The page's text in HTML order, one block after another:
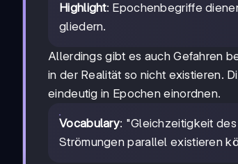
Highlight: Epochenbegriffe
gliedern.
Allerdings gibt es auch Gefahren
in der Realität so nicht existieren.
eindeutig in Epochen einordnen.
Vocabulary: "Gleichzeitigkeit
Strömungen parallel existieren